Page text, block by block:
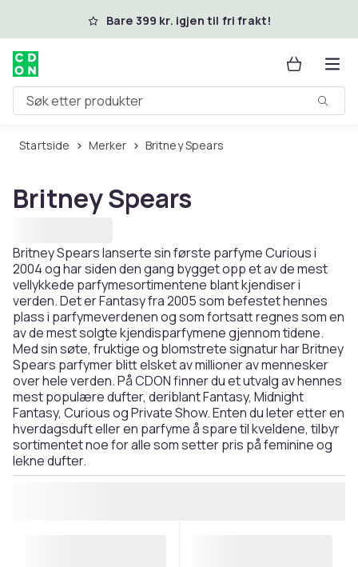
Hopp til hovedinnholdBare 399 kr. igjen til fri frakt!
Søk etter produkter
Startside Merker Britney Spears
Britney Spears
Britney Spears lanserte sin første parfyme Curious i
2004 og har siden den gang bygget opp et av de mest
vellykkede parfymesortimentene blant kjendiser i
verden. Det er Fantasy fra 2005 som befestet hennes
plass i parfymeverdenen og som fortsatt regnes som en
av de mest solgte kjendisparfymene gjennom tidene.
Med sin søte, fruktige og blomstrete signatur har Britney
Spears parfymer blitt elsket av millioner av mennesker
over hele verden. På CDON finner du et utvalg av hennes
mest populære dufter, deriblant Fantasy, Midnight
Fantasy, Curious og Private Show. Enten du leter etter en
hverdagsduft eller en parfyme å spare til kveldene, tilbyr
sortimentet noe for alle som setter pris på feminine og
lekne dufter.